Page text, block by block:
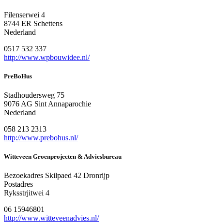
Filenserwei 4
8744 ER Schettens
Nederland
0517 532 337
http://www.wpbouwidee.nl/
PreBoHus
Stadhoudersweg 75
9076 AG Sint Annaparochie
Nederland
058 213 2313
http://www.prebohus.nl/
Witteveen Groenprojecten & Adviesbureau
Bezoekadres Skilpaed 42 Dronrijp
Postadres
Ryksstrjitwei 4
06 15946801
http://www.witteveenadvies.nl/